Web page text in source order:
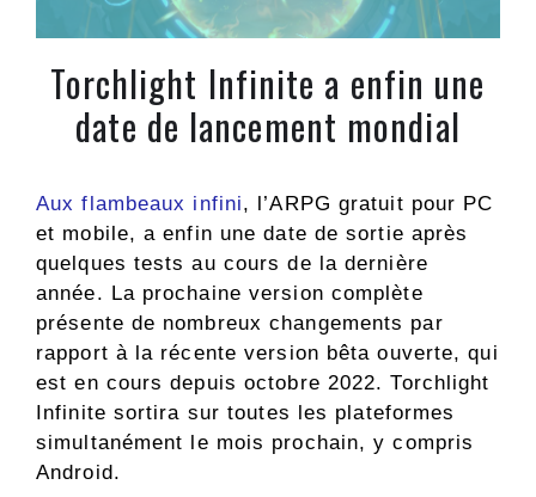
Torchlight Infinite a enfin une
date de lancement mondial
Aux flambeaux infini, l’ARPG gratuit pour PC
et mobile, a enfin une date de sortie après
quelques tests au cours de la dernière
année. La prochaine version complète
présente de nombreux changements par
rapport à la récente version bêta ouverte, qui
est en cours depuis octobre 2022. Torchlight
Infinite sortira sur toutes les plateformes
simultanément le mois prochain, y compris
Android.